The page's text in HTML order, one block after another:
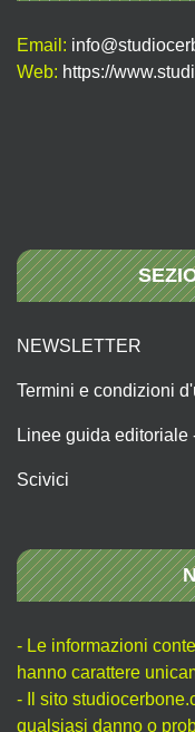
Email:
Web: https://
NEWSLETTER
Termini e condizioni
Linee guida editoriale
Scivici
- Le informazioni
hanno carattere
- Il sito
qualsiasi danno o